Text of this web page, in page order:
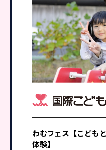
わむフェス【こども
体験】